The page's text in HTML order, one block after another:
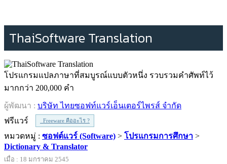
ThaiSoftware Translation
โปรแกรมแปลภาษาที่สมบูรณ์แบบตัวหนึ่ง รวบรวมคำศัพท์ไว้
มากกว่า 200,000 คำ
ผู้พัฒนา : บริษัท ไทยซอฟท์แวร์เอ็นเตอร์ไพรส์ จำกัด
ฟรีแวร์
Freeware คืออะไร ?
หมวดหมู่ : ซอฟต์แวร์ (Software) > โปรแกรมการศึกษา >
Dictionary & Translator
เมื่อ : 18 มกราคม 2545